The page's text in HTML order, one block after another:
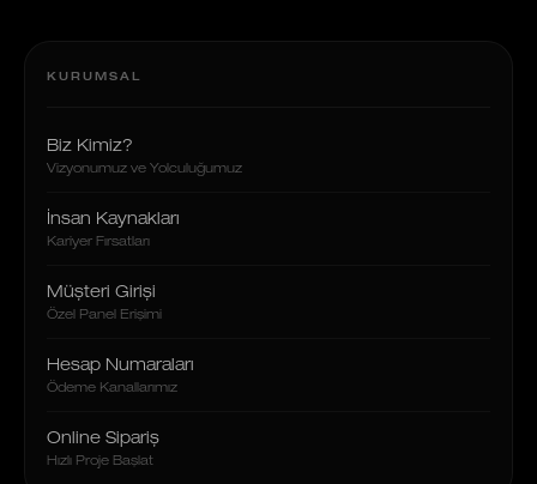
KURUMSAL
Biz Kimiz?
Vizyonumuz ve Yolculuğumuz
İnsan Kaynakları
Kariyer Fırsatları
Müşteri Girişi
Özel Panel Erişimi
Hesap Numaraları
Ödeme Kanallarımız
Online Sipariş
Hızlı Proje Başlat